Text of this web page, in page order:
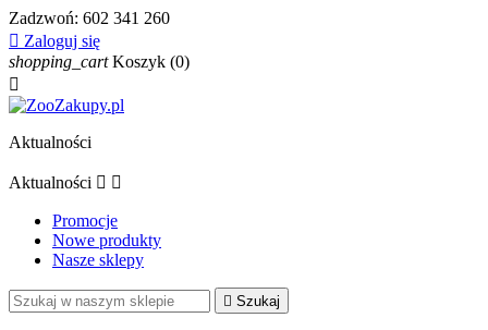
Zadzwoń: 602 341 260
 Zaloguj się
shopping_cart Koszyk (0)

Aktualności
Aktualności  
Promocje
Nowe produkty
Nasze sklepy
 Szukaj